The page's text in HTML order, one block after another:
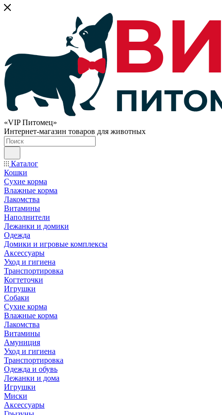
«VIP Питомец»
Интернет-магазин товаров для животных
Каталог
Кошки
Сухие корма
Влажные корма
Лакомства
Витамины
Наполнители
Лежанки и домики
Одежда
Домики и игровые комплексы
Аксессуары
Уход и гигиена
Транспортировка
Когтеточки
Игрушки
Собаки
Сухие корма
Влажные корма
Лакомства
Витамины
Амуниция
Уход и гигиена
Транспортировка
Одежда и обувь
Лежанки и дома
Игрушки
Миски
Аксессуары